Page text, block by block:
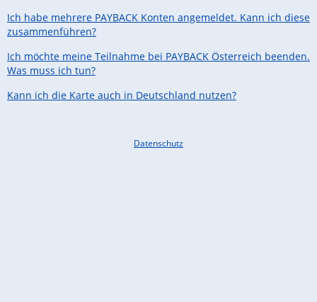
Ich habe mehrere PAYBACK Konten angemeldet. Kann ich diese
zusammenführen?
Ich möchte meine Teilnahme bei PAYBACK Österreich beenden.
Was muss ich tun?
Kann ich die Karte auch in Deutschland nutzen?
Datenschutz